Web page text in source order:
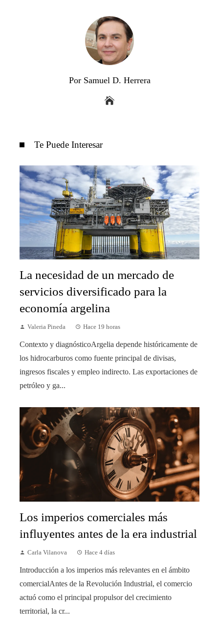
Por Samuel D. Herrera
Te Puede Interesar
La necesidad de un mercado de
servicios diversificado para la
economía argelina
Valeria Pineda Hace 19 horas
Contexto y diagnósticoArgelia depende históricamente de
los hidrocarburos como fuente principal de divisas,
ingresos fiscales y empleo indirecto. Las exportaciones de
petróleo y ga...
Los imperios comerciales más
influyentes antes de la era industrial
Carla Vilanova Hace 4 días
Introducción a los imperios más relevantes en el ámbito
comercialAntes de la Revolución Industrial, el comercio
actuó como el principal propulsor del crecimiento
territorial, la cr...